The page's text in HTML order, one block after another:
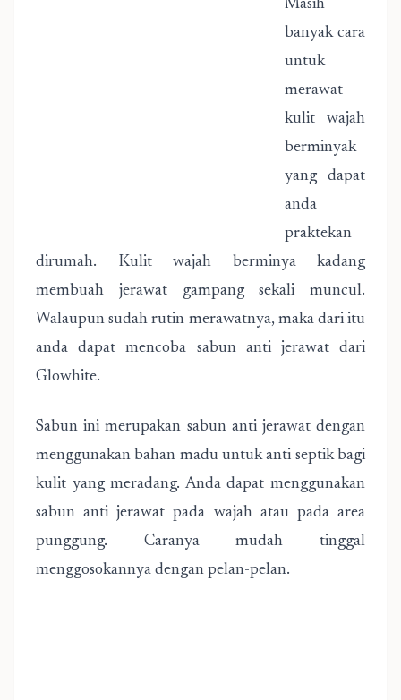
Masih
banyak cara
untuk
merawat
kulit wajah
berminyak
yang dapat
anda
praktekan
dirumah. Kulit wajah berminya kadang
membuah jerawat gampang sekali muncul.
Walaupun sudah rutin merawatnya, maka dari itu
anda dapat mencoba sabun anti jerawat dari
Glowhite.
Sabun ini merupakan sabun anti jerawat dengan
menggunakan bahan madu untuk anti septik bagi
kulit yang meradang. Anda dapat menggunakan
sabun anti jerawat pada wajah atau pada area
punggung. Caranya mudah tinggal
menggosokannya dengan pelan-pelan.